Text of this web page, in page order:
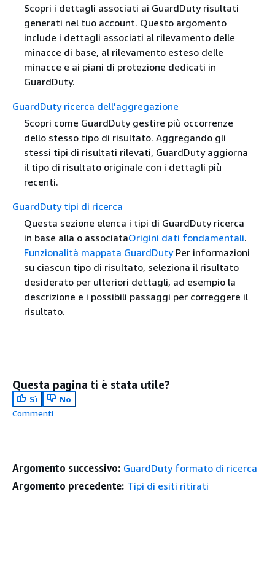
Scopri i dettagli associati ai GuardDuty risultati
generati nel tuo account. Questo argomento
include i dettagli associati al rilevamento delle
minacce di base, al rilevamento esteso delle
minacce e ai piani di protezione dedicati in
GuardDuty.
GuardDuty ricerca dell'aggregazione
Scopri come GuardDuty gestire più occorrenze
dello stesso tipo di risultato. Aggregando gli
stessi tipi di risultati rilevati, GuardDuty aggiorna
il tipo di risultato originale con i dettagli più
recenti.
GuardDuty tipi di ricerca
Questa sezione elenca i tipi di GuardDuty ricerca
in base alla o associataOrigini dati fondamentali.
Funzionalità mappata GuardDutyPer informazioni
su ciascun tipo di risultato, seleziona il risultato
desiderato per ulteriori dettagli, ad esempio la
descrizione e i possibili passaggi per correggere il
risultato.
Questa pagina ti è stata utile?
Sì
No
Commenti
Argomento successivo: GuardDuty formato di ricerca
Argomento precedente: Tipi di esiti ritirati